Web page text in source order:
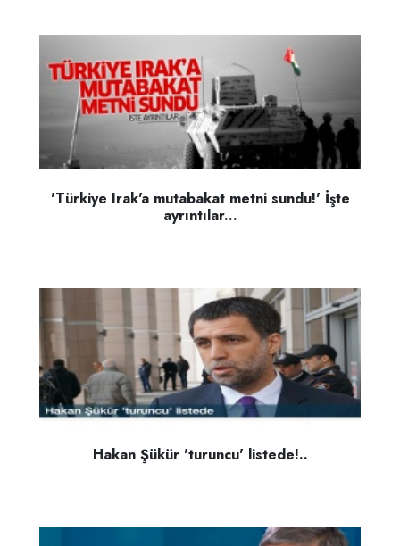
'Türkiye Irak'a mutabakat metni sundu!' İşte
ayrıntılar...
Hakan Şükür 'turuncu' listede!..